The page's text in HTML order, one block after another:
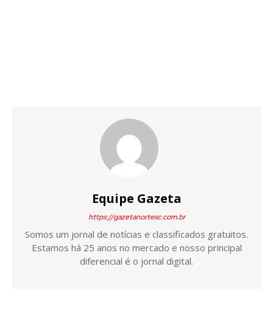
Equipe Gazeta
https://gazetanortesc.com.br
Somos um jornal de notícias e classificados gratuitos.
Estamos há 25 anos no mercado e nosso principal
diferencial é o jornal digital.